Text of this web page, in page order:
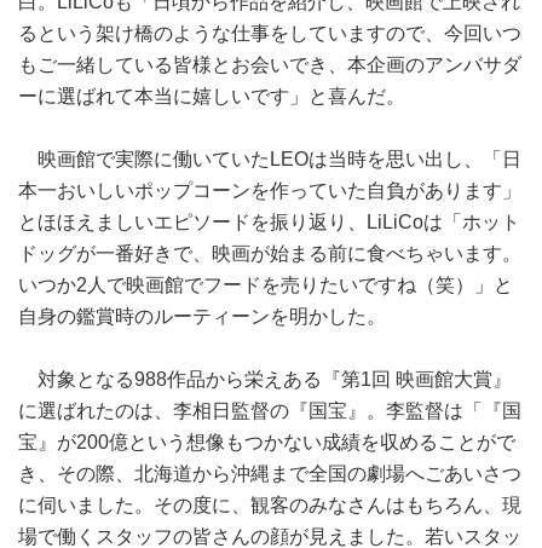
るという架け橋のような仕事をしていますので、今回いつ
もご一緒している皆様とお会いでき、本企画のアンバサダ
ーに選ばれて本当に嬉しいです」と喜んだ。
映画館で実際に働いていたLEOは当時を思い出し、「日
本一おいしいポップコーンを作っていた自負があります」
とほほえましいエピソードを振り返り、LiLiCoは「ホット
ドッグが一番好きで、映画が始まる前に食べちゃいます。
いつか2人で映画館でフードを売りたいですね（笑）」と
自身の鑑賞時のルーティーンを明かした。
対象となる988作品から栄えある『第1回 映画館大賞』
に選ばれたのは、李相日監督の『国宝』。李監督は「『国
宝』が200億という想像もつかない成績を収めることがで
き、その際、北海道から沖縄まで全国の劇場へごあいさつ
に伺いました。その度に、観客のみなさんはもちろん、現
場で働くスタッフの皆さんの顔が見えました。若いスタッ